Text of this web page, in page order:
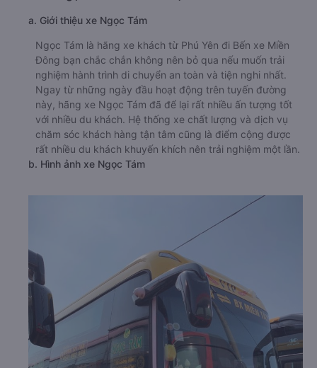
a. Giới thiệu xe Ngọc Tám
Ngọc Tám là hãng xe khách từ Phú Yên đi Bến xe Miền
Đông bạn chắc chắn không nên bỏ qua nếu muốn trải
nghiệm hành trình di chuyển an toàn và tiện nghi nhất.
Ngay từ những ngày đầu hoạt động trên tuyến đường
này, hãng xe Ngọc Tám đã để lại rất nhiều ấn tượng tốt
với nhiều du khách. Hệ thống xe chất lượng và dịch vụ
chăm sóc khách hàng tận tâm cũng là điểm cộng được
rất nhiều du khách khuyến khích nên trải nghiệm một lần.
b. Hình ảnh xe Ngọc Tám